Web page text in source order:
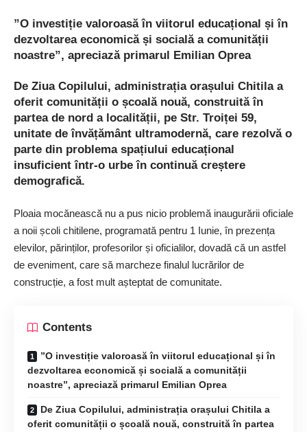
”O investiție valoroasă în viitorul educațional și în
dezvoltarea economică și socială a comunității
noastre”, apreciază primarul Emilian Oprea
De Ziua Copilului, administrația orașului Chitila a
oferit comunității o școală nouă, construită în
partea de nord a localității, pe Str. Troiței 59,
unitate de învățământ ultramodernă, care rezolvă o
parte din problema spațiului educațional
insuficient într-o urbe în continuă creștere
demografică.
Ploaia mocănească nu a pus nicio problemă inaugurării oficiale
a noii școli chitilene, programată pentru 1 Iunie, în prezența
elevilor, părinților, profesorilor și oficialilor, dovadă că un astfel
de eveniment, care să marcheze finalul lucrărilor de
construcție, a fost mult așteptat de comunitate.
Contents
”O investiție valoroasă în viitorul educațional și în
dezvoltarea economică și socială a comunității
noastre”, apreciază primarul Emilian Oprea
De Ziua Copilului, administrația orașului Chitila a
oferit comunității o școală nouă, construită în partea